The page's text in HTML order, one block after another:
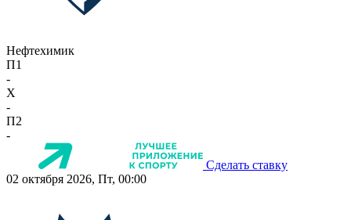
Нефтехимик
П1
-
X
-
П2
-
Сделать ставку
02 октября 2026, Пт, 00:00